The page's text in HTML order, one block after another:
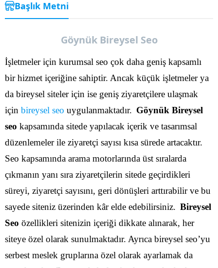
Başlık Metni
Göynük Bireysel Seo
İşletmeler için kurumsal seo çok daha geniş kapsamlı
bir hizmet içeriğine sahiptir. Ancak küçük işletmeler ya
da bireysel siteler için ise geniş ziyaretçilere ulaşmak
için bireysel seo uygulanmaktadır. Göynük Bireysel
seo kapsamında sitede yapılacak içerik ve tasarımsal
düzenlemeler ile ziyaretçi sayısı kısa sürede artacaktır.
Seo kapsamında arama motorlarında üst sıralarda
çıkmanın yanı sıra ziyaretçilerin sitede geçirdikleri
süreyi, ziyaretçi sayısını, geri dönüşleri arttırabilir ve bu
sayede siteniz üzerinden kâr elde edebilirsiniz. Bireysel
Seo özellikleri sitenizin içeriği dikkate alınarak, her
siteye özel olarak sunulmaktadır. Ayrıca bireysel seo’yu
serbest meslek gruplarına özel olarak ayarlamak da